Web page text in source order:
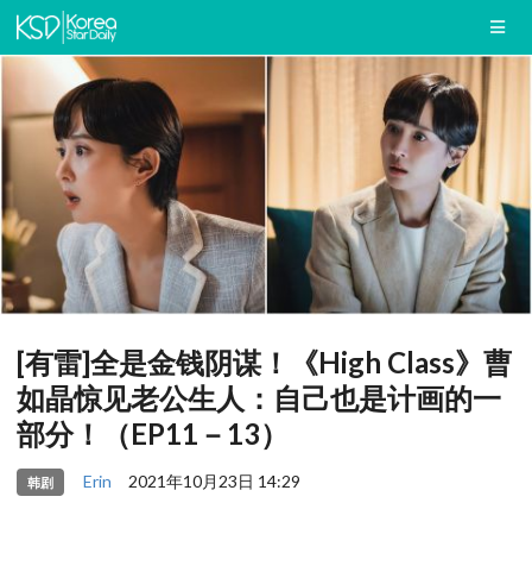
[有雷]全是金钱阴谋！《High Class》曹
如晶惊见老公生人：自己也是计画的一
部分！（EP11－13）
韩剧 Erin 2021年10月23日 14:29